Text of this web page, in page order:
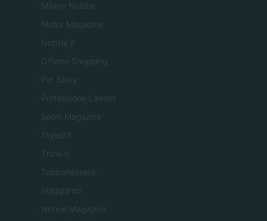
Milano Notizie
Motor Magazine
Notizie.it
Offerte Shopping
Pet Story
Professione Lavoro
Sport Magazine
Style24
Think.it
Tuobenessere
Viaggiamo
Nonne Magazine